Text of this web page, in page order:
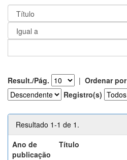
Result./Pág. | Ordenar por
Registro(s)
Resultado 1-1 de 1.
Ano de
publicação
Título